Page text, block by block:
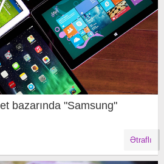
bazarında "Samsung"
Ətraflı